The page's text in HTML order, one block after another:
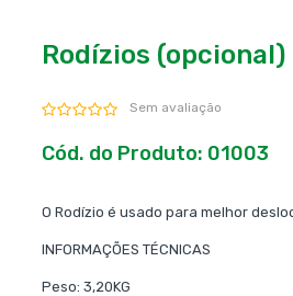
Rodízios (opcional)
Sem avaliação
Cód. do Produto: 01003
O Rodízio é usado para melhor
INFORMAÇÕES TÉCNICAS
Peso: 3,20KG